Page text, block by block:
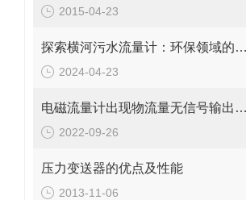
2015-04-23
探索横河污水流量计：环保领域的智能设备
2024-04-23
电磁流量计出现物流量无信号输出问题应这样解决
2022-09-26
压力变送器的优点及性能
2013-11-06